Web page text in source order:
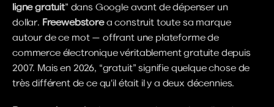
ligne gratuit” dans Google avant de dépenser un
dollar. Freewebstore a construit toute sa marque
autour de ce mot — offrant une plateforme de
commerce électronique véritablement gratuite depuis
2007. Mais en 2026, “gratuit” signifie quelque chose de
très différent de ce qu'il était il y a deux décennies.